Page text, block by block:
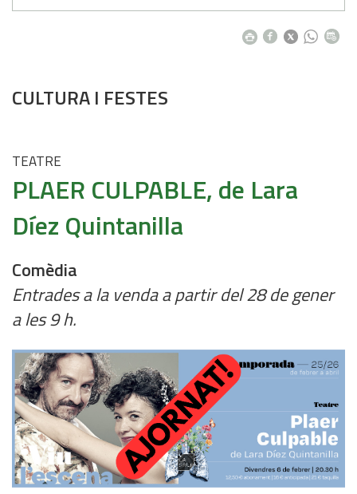
CULTURA I FESTES
TEATRE
PLAER CULPABLE, de Lara
Díez Quintanilla
Comèdia
Entrades a la venda a partir del 28 de gener
a les 9 h.